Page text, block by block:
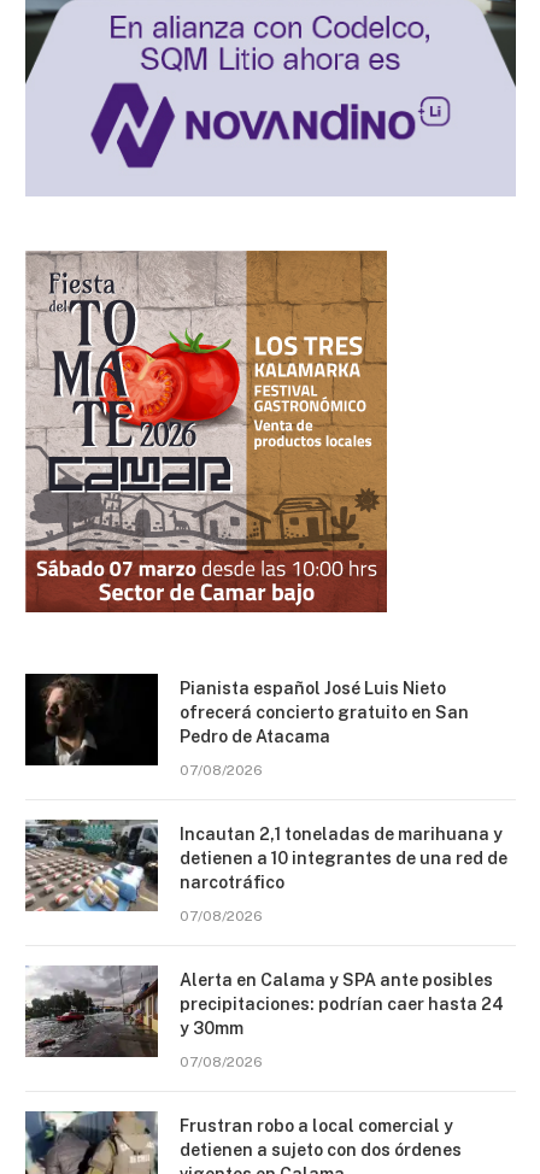
Pianista español José Luis Nieto
ofrecerá concierto gratuito en San
Pedro de Atacama
07/08/2026
Incautan 2,1 toneladas de marihuana y
detienen a 10 integrantes de una red de
narcotráfico
07/08/2026
Alerta en Calama y SPA ante posibles
precipitaciones: podrían caer hasta 24
y 30mm
07/08/2026
Frustran robo a local comercial y
detienen a sujeto con dos órdenes